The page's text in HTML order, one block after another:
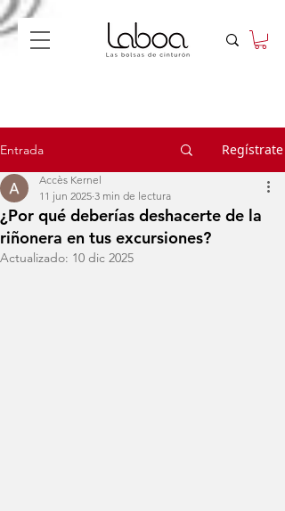
Entrada Regístrate
¿Por qué deberías deshacerte de la
riñonera en tus excursiones?
Accès Kernel
11 jun 2025 3 min de lectura
Actualizado: 10 dic 2025